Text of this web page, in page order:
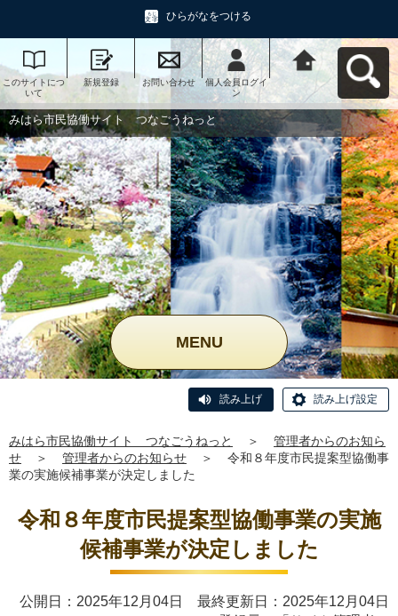
ひらがなをつける
このサイトにつ
いて
新規登録 お問い合わせ
個人会員ログイ
ン
みはら市民協働
サイト つなご
うねっとへ戻る
みはら市民協働サイト つなごうねっと
MENU
読み上げ 読み上げ設定
みはら市民協働サイト つなごうねっと ＞
管理者からのお知ら
せ
＞ 管理者からのお知らせ ＞
令和８年度市民提案型協働事
業の実施候補事業が決定しました
令和８年度市民提案型協働事業の実施
候補事業が決定しました
公開日：2025年12月04日 最終更新日：2025年12月04日